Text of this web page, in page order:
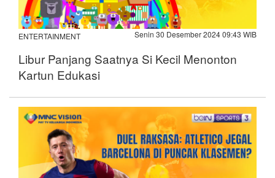
ENTERTAINMENT Senin 30 Desember 2024 09:43 WIB
Libur Panjang Saatnya Si Kecil Menonton
Kartun Edukasi